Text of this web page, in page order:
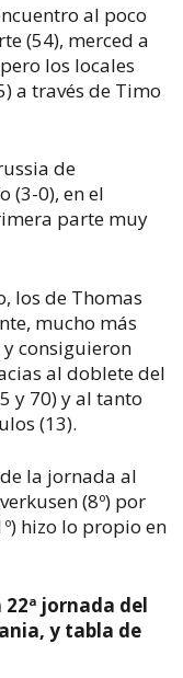
al poco
(54), merced a
los locales
a través de Timo
de
(3-0), en el
parte muy
los de Thomas
mucho más
consiguieron
al doblete del
y 70) y al tanto
(13).
la jornada al
(8º) por
hizo lo propio en
jornada del
y tabla de